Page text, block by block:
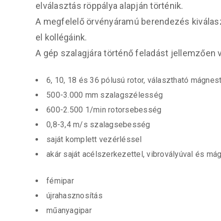
elválasztás röppálya alapján történik.
A megfelelő örvényáramú berendezés
el kollégáink.
A gép szalagjára történő feladást
6, 10, 18 és 36 pólusú rotor, választható
500-3.000 mm szalagszélesség
600-2.500 1/min rotorsebesség
0,8-3,4 m/s szalagsebesség
saját komplett vezérléssel
akár saját acélszerkezettel, vibrovályúval és
fémipar
újrahasznosítás
műanyagipar